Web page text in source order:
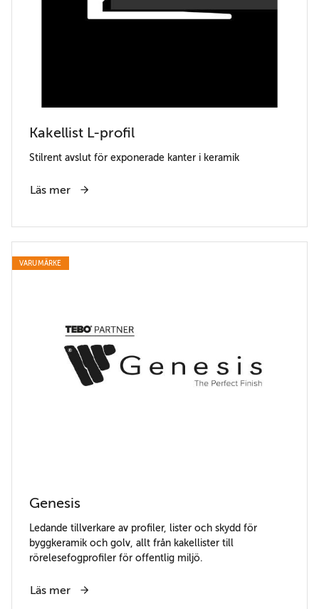
Kakellist L-profil
Stilrent avslut för exponerade kanter i keramik
Läs mer
VARUMÄRKE
Genesis
Ledande tillverkare av profiler, lister och skydd för
byggkeramik och golv, allt från kakellister till
rörelesefogprofiler för offentlig miljö.
Läs mer